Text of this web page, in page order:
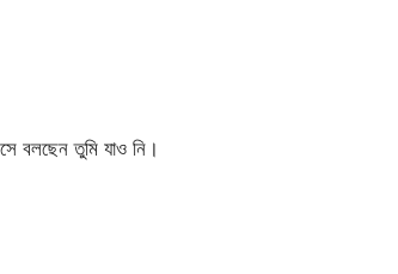
বলছেন তুমি যাও নি।